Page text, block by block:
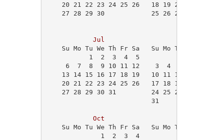
20 21 22 23 24 25 26   18 19 20 21 22
27 28 29 30            25 26
Jul
Su Mo Tu We Th Fr Sa   Su Mo Tu We Th
1  2  3  4  5
6  7  8  9 10 11 12    3  4  5  6  7
13 14 15 16 17 18 19   10 11 12 13 14
20 21 22 23 24 25 26   17 18 19 20 21
27 28 29 30 31         24 25 26
Oct
Su Mo Tu We Th Fr Sa   Su Mo Tu We Th
1  2  3  4